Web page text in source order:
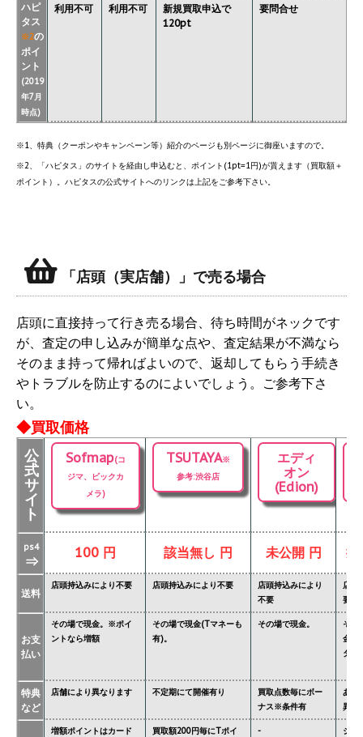
ハピ
タス
※2の
ポイ
ント
(2019
年7月
時点)
利用不可 利用不可
新規買取申込で
120pt
要問合せ
※1、特典（クーポンやキャンペーン等）紹介のページも別ページに御座いますので。
※2、「ハピタス」のサイトを経由し申込むと、ポイント(1pt=1円)が貰えます（買取額＋
ポイント）。ハピタスの公式サイトへのリンクは上記をご参考下さい。
「店頭（実店舗）」で売る場合
店頭に直接持って行き売る場合、待ち時間がネックです
が、査定の申し込みが簡単な点や、査定結果が不満なら
そのまま持って帰ればよいので、返却してもらう手続き
やトラブルを防止するのによいでしょう。ご参考下さ
い。
◆買取価格
公
式
サ
イ
ト
Sofmap(コ
ジマ、ビックカ
メラ)
TSUTAYA※
参考:渋谷店
エディ
オン
(Edion)
ps4
⇒ 100 円 該当無し 円 未公開 円 掲
送料
店頭持込みにより不要 店頭持込みにより不要
店頭持込みにより
不要
店頭
要
お支
払い
その場で現金。※ポイ
ントなら増額
その場で現金(Tマネーも
有)。
その場で現金。
その
金額
ター'
特典
など
店舗により異なります 不定期にて開催有り
買取点数毎にボー
ナス※条件有
あり
異な
増額ポイントはカード
買取額200円毎にTポイ
-
ジョ